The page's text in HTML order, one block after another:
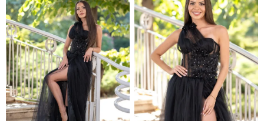
и по лични мерки